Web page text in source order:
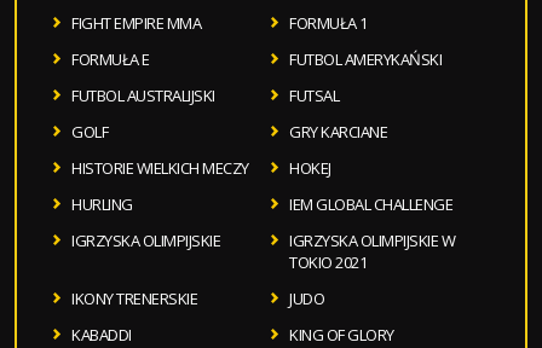
FIGHT EMPIRE MMA
FORMUŁA 1
FORMUŁA E
FUTBOL AMERYKAŃSKI
FUTBOL AUSTRALIJSKI
FUTSAL
GOLF
GRY KARCIANE
HISTORIE WIELKICH MECZY
HOKEJ
HURLING
IEM GLOBAL CHALLENGE
IGRZYSKA OLIMPIJSKIE
IGRZYSKA OLIMPIJSKIE W
TOKIO 2021
IKONY TRENERSKIE
JUDO
KABADDI
KING OF GLORY